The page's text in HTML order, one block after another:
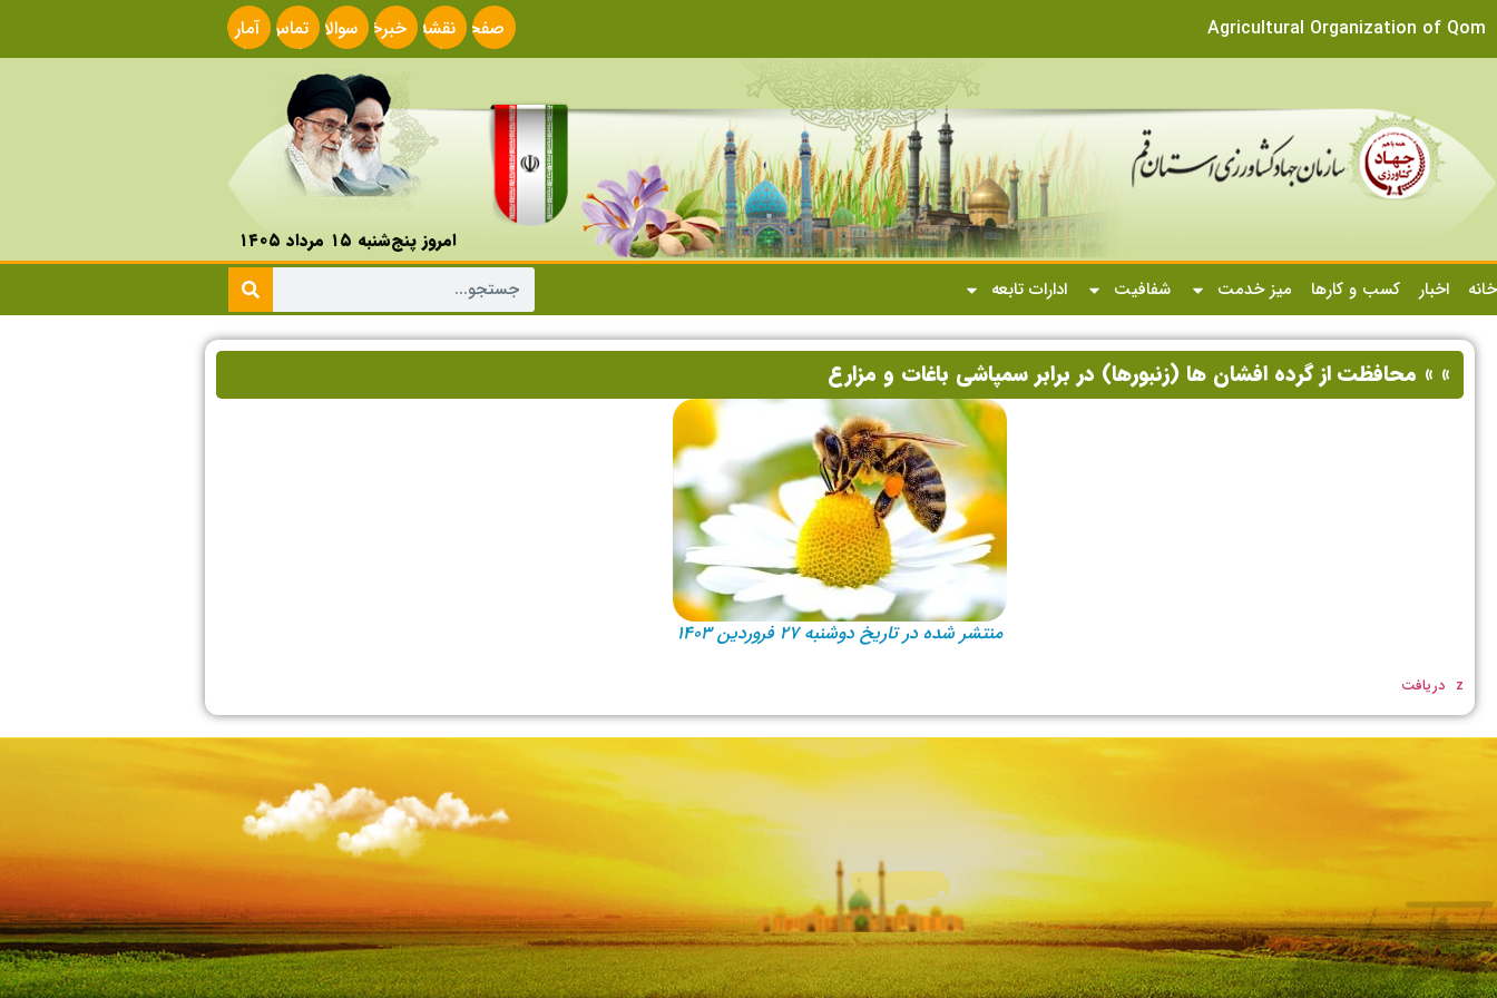
Agricultural Organization of Qom
صفحه
اصلی
نقشه
سایت
خبرخوانسوالات
متداول
تماس
با ما
آمار
سایت
امروز پنج‌شنبه ۱۵ مرداد ۱۴۰۵
خانه
اخبار کسب و کارها میز خدمت شفافیت ادارات تابعه
» » محافظت از گرده افشان ها (زنبورها) در برابر سمپاشی باغات و مزارع
منتشر شده در تاریخ دوشنبه ۲۷ فروردین ۱۴۰۳
z دریافت